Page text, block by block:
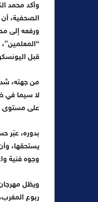
وأكد محمد
الصحفية،
ورفعه إلى
قبل
من جهته،
لا سيما في
على مستوى
بدوره، عبّر
يستحقها،
وجوه فنية
ويظل
ربوع